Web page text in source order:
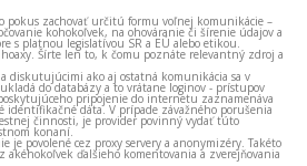
pokus zachovať určitú formu voľnej komunikácie –
kohokoľvek, na ohováranie či šírenie údajov a
s platnou legislatívou SR a EÚ alebo etikou.
Šírte len to, k čomu poznáte relevantný zdroj a
diskutujúcimi ako aj ostatná komunikácia sa v
do databázy a to vrátane loginov - prístupov
pripojenie do internetu zaznamenáva
identifikačné dáta. V prípade závažného porušenia
činnosti, je provider povinný vydať túto
konaní.
je povolené cez proxy servery a anonymizéry. Takéto
akéhokoľvek ďalšieho komentovania a zverejňovania